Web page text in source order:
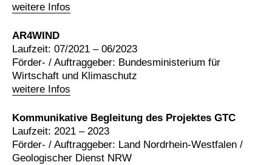
weitere Infos
AR4WIND
weitere Infos
Laufzeit: 07/2021 – 06/2023
Förder- / Auftraggeber: Bundesministerium für
Wirtschaft und Klimaschutz
Kommunikative Begleitung des Projektes GTC
Laufzeit: 2021 – 2023
Förder- / Auftraggeber: Land Nordrhein-Westfalen /
Geologischer Dienst NRW